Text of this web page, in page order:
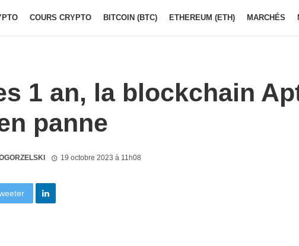
COURS CRYPTO BITCOIN (BTC) ETHEREUM (ETH) MARCHÉS
1 an, la blockchain
panne
19 octobre 2023 à 11h08